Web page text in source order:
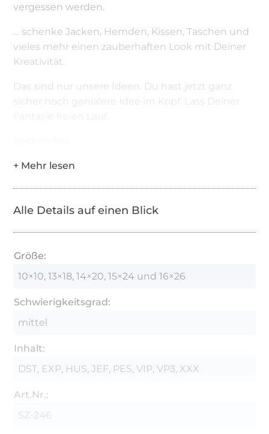
vergessen werden.
… schenke Jacken, Hemden, Kissen, Taschen und
vieles mehr einen zauberhaften Look mit Deiner
Kreativität.
Das sind nur unsere Ideen. Du hast jetzt ganz
sicher noch genialere Idee im Kopf. Lass Deiner
Bitte beachten Sie, dass meine Stickdateien
Von jedem Motiv dürfen Sie maximal 50 Stück
absticken.
Alle Details auf einen Blick
Größe:
10×10, 13×18, 14×20, 15×24 und 16×26
Schwierigkeitsgrad:
mittel
Inhalt:
DST, EXP, HUS, JEF, PES, VIP, VP3, XXX
Art.Nr.:
SZ-246